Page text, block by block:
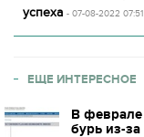
успеха - 07-08-2022 07:51
ЕЩЕ ИНТЕРЕСНОЕ
В феврале
бурь из-